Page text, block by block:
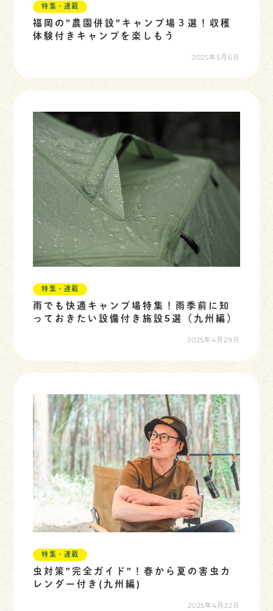
特集・連載
福岡の”農園併設”キャンプ場３選！収穫
体験付きキャンプを楽しもう
2025年5月6日
特集・連載
雨でも快適キャンプ場特集！雨季前に知
っておきたい設備付き施設5選（九州編）
2025年4月29日
特集・連載
虫対策”完全ガイド”！春から夏の害虫カ
レンダー付き(九州編)
2025年4月22日